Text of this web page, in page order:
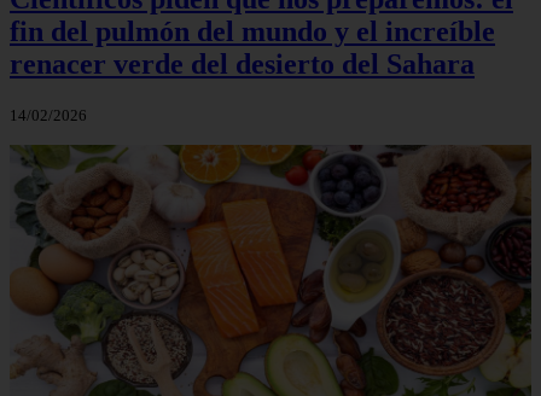
fin del pulmón del mundo y el increíble
renacer verde del desierto del Sahara
14/02/2026